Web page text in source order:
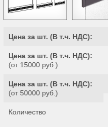
Цена за шт. (В т.ч. НДС):
Цена за шт. (В т.ч. НДС):
(от 15000 руб.)
Цена за шт. (В т.ч. НДС):
(от 50000 руб.)
Количество